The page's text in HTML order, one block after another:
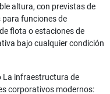
altura, con previstas de
para funciones de
flota o estaciones de
bajo cualquier condición
La infraestructura de
corporativos modernos: